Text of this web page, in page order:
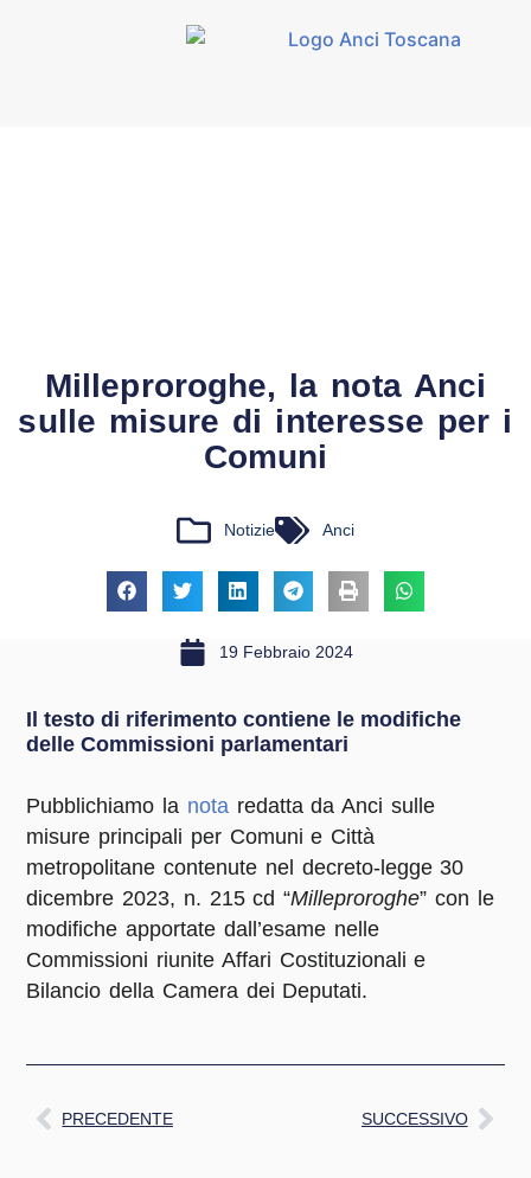
Milleproroghe, la nota Anci
sulle misure di interesse per i
Comuni
Notizie Anci
19 Febbraio 2024
Il testo di riferimento contiene le modifiche
delle Commissioni parlamentari
Pubblichiamo la notaredatta da Anci sulle
misure principali per Comuni e Città
metropolitane contenute nel decreto-legge 30
dicembre 2023, n. 215 cd “Milleproroghe” con le
modifiche apportate dall’esame nelle
Commissioni riunite Affari Costituzionali e
Bilancio della Camera dei Deputati.
PRECEDENTE SUCCESSIVO